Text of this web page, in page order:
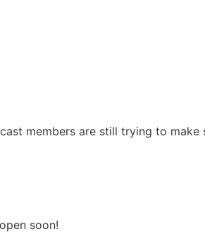
members are still trying to
soon!